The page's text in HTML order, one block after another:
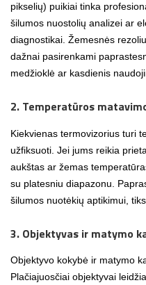
pikselių) puikiai tinka
šilumos nuostolių analizei ar
diagnostikai. Žemesnės
dažnai pasirenkami
medžioklė ar kasdienis
2. Temperatūros
Kiekvienas termovizorius turi
užfiksuoti. Jei jums reikia
aukštas ar žemas
su platesniu diapazonu.
šilumos nuotėkių aptikimui,
3. Objektyvas ir matymo
Objektyvo kokybė ir matymo
Plačiajuosčiai objektyvai